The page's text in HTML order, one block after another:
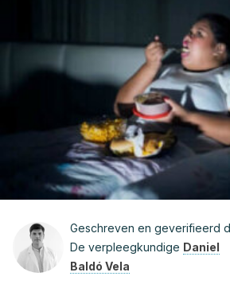
Geschreven en geverifieerd
De verpleegkundige Daniel
Baldó Vela